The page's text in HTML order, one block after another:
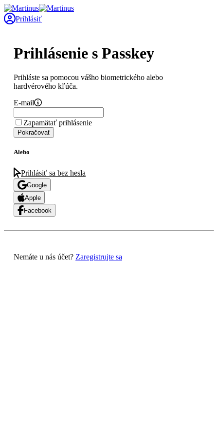
Prihlásiť
Prihlásenie s Passkey
Prihláste sa pomocou vášho biometrického alebo
hardvérového kľúča.
E-mail
Zapamätať prihlásenie
Pokračovať
Alebo
Prihlásiť sa bez hesla
Google
Apple
Facebook
Nemáte u nás účet? Zaregistrujte sa